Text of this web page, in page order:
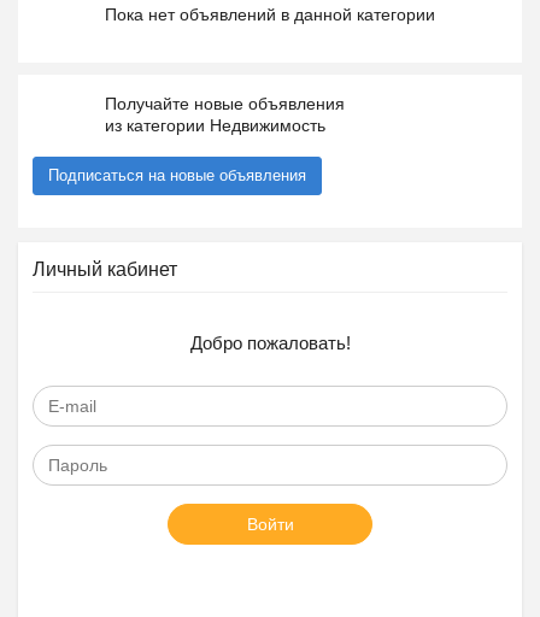
Пока нет объявлений в данной категории
Получайте новые объявления
из категории Недвижимость
Подписаться на новые объявления
Личный кабинет
Добро пожаловать!
Войти